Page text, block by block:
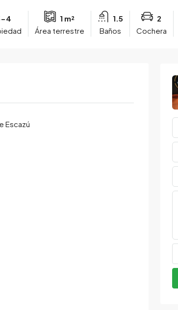
4
1 m²
Área terrestre
1.5
Baños
2
Cochera
Escazú